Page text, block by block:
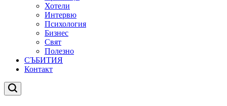
Хотели
Интервю
Психология
Бизнес
Свят
Полезно
СЪБИТИЯ
Контакт
Търсене